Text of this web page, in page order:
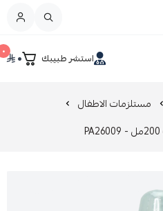
استشر طبيبك ٠ ٠
مستلزمات الاطفال